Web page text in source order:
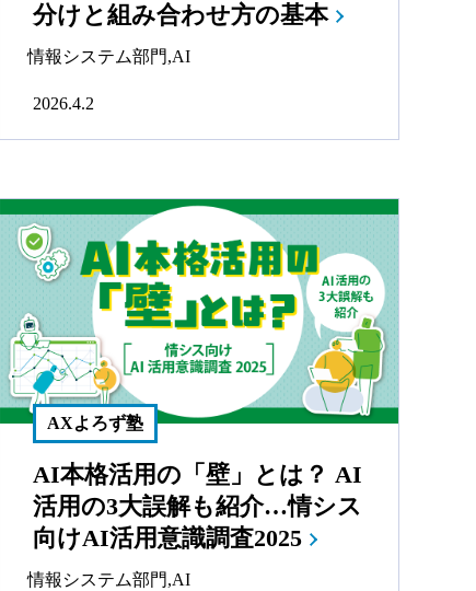
分けと組み合わせ方の基本
情報システム部門,AI
2026.4.2
AXよろず塾
AI本格活用の「壁」とは？ AI
活用の3大誤解も紹介…情シス
向けAI活用意識調査2025
情報システム部門,AI